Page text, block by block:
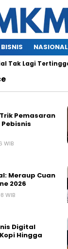
BISNIS NASIONAL
Tak Lagi Tertinggal
Pemasaran
WIB
Meraup Cuan
2026
WIB
Digital
Hingga